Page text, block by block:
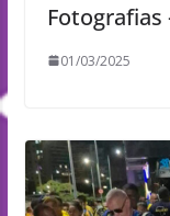
Fotografias
01/03/2025